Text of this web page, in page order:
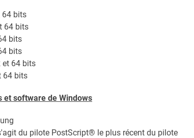
64 bits
64 bits
bits
bits
et 64 bits
64 bits
et software de Windows
du pilote PostScript® le plus récent du pilote